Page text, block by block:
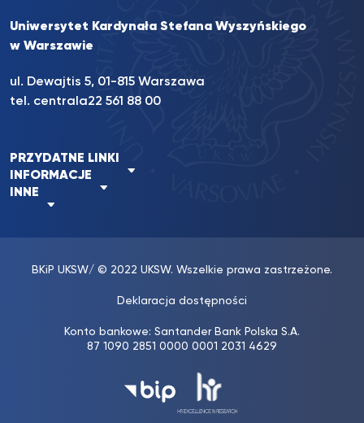
Uniwersytet Kardynała Stefana Wyszyńskiego
w Warszawie
ul. Dewajtis 5, 01-815 Warszawa
tel. centrala22 561 88 00
PRZYDATNE LINKI
INFORMACJE
INNE
BKiP UKSW/ © 2022 UKSW. Wszelkie prawa zastrzeżone.
Deklaracja dostępności
Konto bankowe: Santander Bank Polska S.A.
87 1090 2851 0000 0001 2031 4629